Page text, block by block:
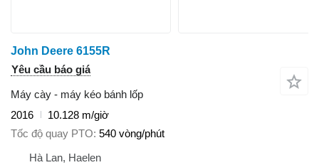
John Deere 6155R
Yêu cầu báo giá
Máy cày - máy kéo bánh lốp
2016
10.128 m/giờ
Tốc độ quay PTO 540 vòng/phút
Hà Lan, Haelen